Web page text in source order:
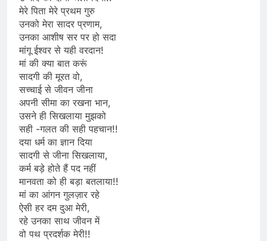
मेरे पिता मेरे प्रथम गुरु
उनको मेरा सादर प्रणाम,
उनका आशीष सर पर हो सदा
मांगू ईश्वर से यही वरदान!
मां की क्या बात करूं
सादगी की मूरत वो,
सच्चाई से जीवन जीना
अपनी सीमा का रखना भान,
उसने ही सिखलाया मुझको
सही -गलत की सही पहचान!!
दया धर्म का ज्ञान दिया
सादगी से जीना सिखलाया,
कर्म बड़े होते हैं पद नहीं
मानवता को ही बड़ा बतलाया!!
मां का आंगन गुलज़ार रहे
ऐसी हर दम दुआ मेरी,
रहे उनका साथ जीवन में
वो पथ प्रदर्शक मेरी!!